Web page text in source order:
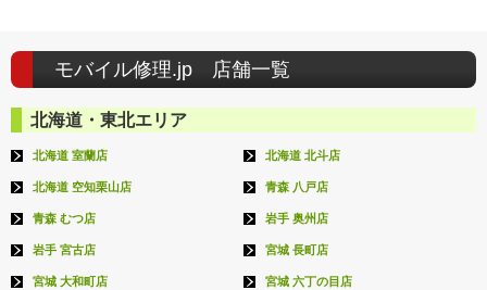
モバイル修理.jp 店舗一覧
北海道・東北エリア
北海道 室蘭店 北海道 北斗店
北海道 空知栗山店 青森 八戸店
青森 むつ店 岩手 奥州店
岩手 宮古店 宮城 長町店
宮城 大和町店 宮城 六丁の目店